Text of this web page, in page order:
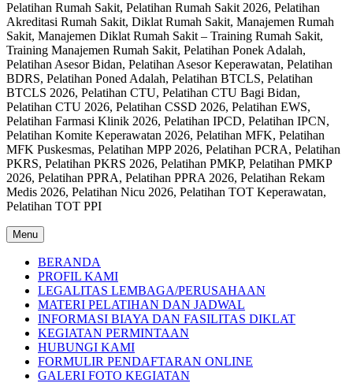
Pelatihan Rumah Sakit, Pelatihan Rumah Sakit 2026, Pelatihan
Akreditasi Rumah Sakit, Diklat Rumah Sakit, Manajemen Rumah
Sakit, Manajemen Diklat Rumah Sakit – Training Rumah Sakit,
Training Manajemen Rumah Sakit, Pelatihan Ponek Adalah,
Pelatihan Asesor Bidan, Pelatihan Asesor Keperawatan, Pelatihan
BDRS, Pelatihan Poned Adalah, Pelatihan BTCLS, Pelatihan
BTCLS 2026, Pelatihan CTU, Pelatihan CTU Bagi Bidan,
Pelatihan CTU 2026, Pelatihan CSSD 2026, Pelatihan EWS,
Pelatihan Farmasi Klinik 2026, Pelatihan IPCD, Pelatihan IPCN,
Pelatihan Komite Keperawatan 2026, Pelatihan MFK, Pelatihan
MFK Puskesmas, Pelatihan MPP 2026, Pelatihan PCRA, Pelatihan
PKRS, Pelatihan PKRS 2026, Pelatihan PMKP, Pelatihan PMKP
2026, Pelatihan PPRA, Pelatihan PPRA 2026, Pelatihan Rekam
Medis 2026, Pelatihan Nicu 2026, Pelatihan TOT Keperawatan,
Pelatihan TOT PPI
Menu
BERANDA
PROFIL KAMI
LEGALITAS LEMBAGA/PERUSAHAAN
MATERI PELATIHAN DAN JADWAL
INFORMASI BIAYA DAN FASILITAS DIKLAT
KEGIATAN PERMINTAAN
HUBUNGI KAMI
FORMULIR PENDAFTARAN ONLINE
GALERI FOTO KEGIATAN